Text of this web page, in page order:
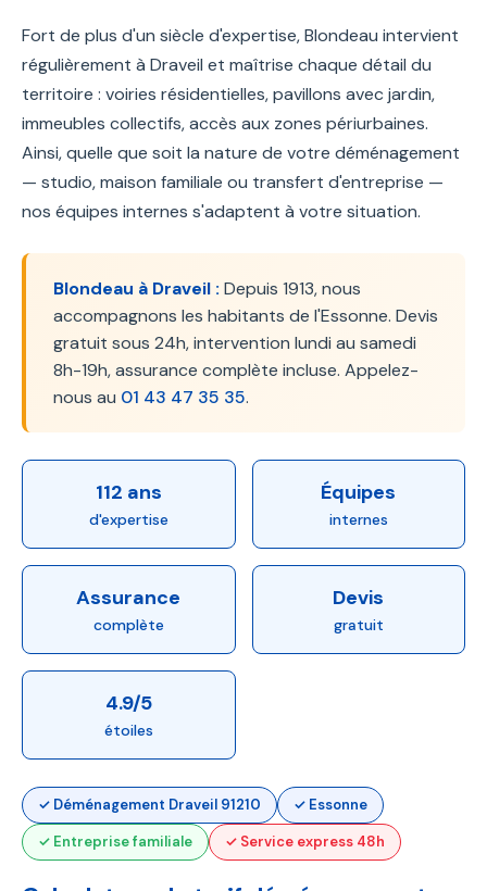
Fort de plus d'un siècle d'expertise, Blondeau intervient
régulièrement à Draveil et maîtrise chaque détail du
territoire : voiries résidentielles, pavillons avec jardin,
immeubles collectifs, accès aux zones périurbaines.
Ainsi, quelle que soit la nature de votre déménagement
— studio, maison familiale ou transfert d'entreprise —
nos équipes internes s'adaptent à votre situation.
Blondeau à Draveil : Depuis 1913, nous
accompagnons les habitants de l'Essonne. Devis
gratuit sous 24h, intervention lundi au samedi
8h-19h, assurance complète incluse. Appelez-
nous au 01 43 47 35 35.
112 ans
d'expertise
Équipes
internes
Assurance
complète
Devis
gratuit
4.9/5
étoiles
✓ Déménagement Draveil 91210
✓ Essonne
✓ Entreprise familiale
✓ Service express 48h